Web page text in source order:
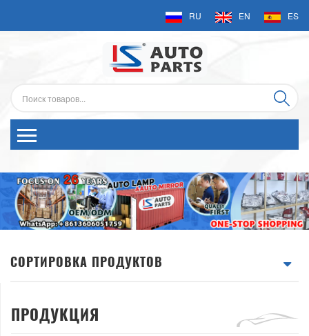
RU EN ES
СОРТИРОВКА ПРОДУКТОВ
ПРОДУКЦИЯ